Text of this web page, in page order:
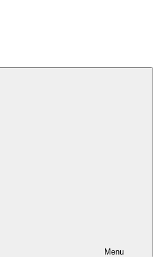
Menu